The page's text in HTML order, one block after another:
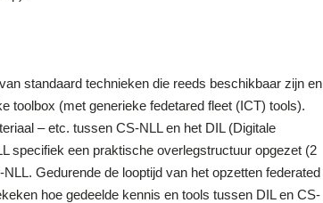
standaard technieken die reeds beschikbaar zijn en
toolbox (met generieke fedetared fleet (ICT) tools).
– etc. tussen CS-NLL en het DIL (Digitale
specifiek een praktische overlegstructuur opgezet (2
Gedurende de looptijd van het opzetten federated
hoe gedeelde kennis en tools tussen DIL en CS-